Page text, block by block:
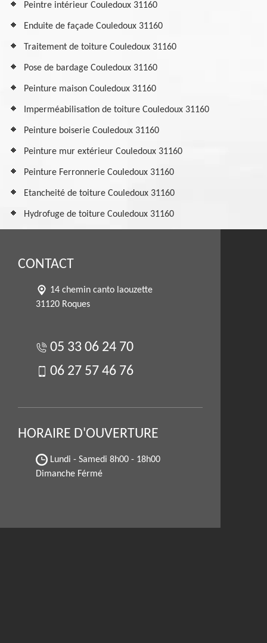
Peintre intérieur Couledoux 31160
Enduite de façade Couledoux 31160
Traitement de toiture Couledoux 31160
Pose de bardage Couledoux 31160
Peinture maison Couledoux 31160
Imperméabilisation de toiture Couledoux 31160
Peinture boiserie Couledoux 31160
Peinture mur extérieur Couledoux 31160
Peinture Ferronnerie Couledoux 31160
Etancheité de toiture Couledoux 31160
Hydrofuge de toiture Couledoux 31160
CONTACT
14 chemin canto laouzette
31120 Roques
05 33 06 24 70
06 27 57 46 76
HORAIRE D'OUVERTURE
Lundi - Samedi 8h00 - 18h00
Dimanche Férmé